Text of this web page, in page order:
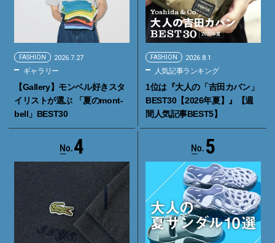
FASHION 2026.7.27
ギャラリー
【Gallery】モンベル好きスタ
イリストが選ぶ 「夏のmont-
bell」BEST30
FASHION 2026.8.1
人気記事ランキング
1位は『大人の「吉田カバン」
BEST30【2026年夏】』【週
間人気記事BEST5】
4 5